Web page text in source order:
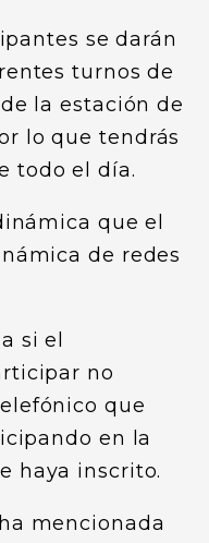
se darán
turnos de
la estación de
lo que tendrás
todo el día.
que el
de redes
si el
no
que
en la
haya inscrito.
mencionada